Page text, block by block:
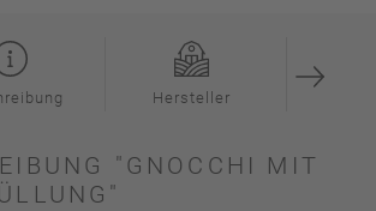
Hersteller
"GNOCCHI MIT